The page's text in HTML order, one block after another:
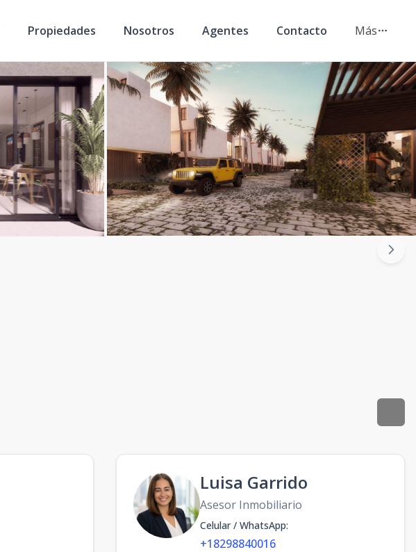
Propiedades Nosotros Agentes Contacto Más
Luisa Garrido
Asesor Inmobiliario
Celular / WhatsApp:
+18298840016